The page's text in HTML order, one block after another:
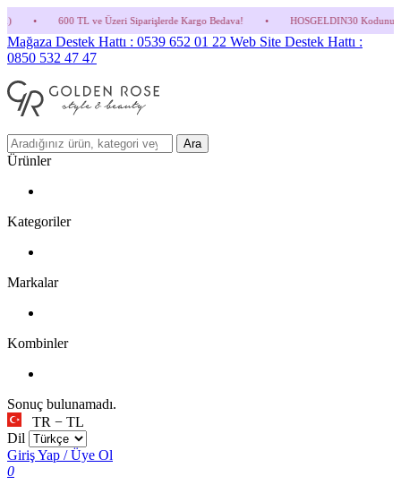
Üzeri Siparişlerde Kargo Bedava! • HOSGELDIN30 Kodunu Kullanmayı
Mağaza Destek Hattı : 0539 652 01 22 Web Site Destek Hattı :
0850 532 47 47
Ara
Ürünler
Kategoriler
Markalar
Kombinler
Sonuç bulunamadı.
TR − TL
Dil
Giriş Yap / Üye Ol
0